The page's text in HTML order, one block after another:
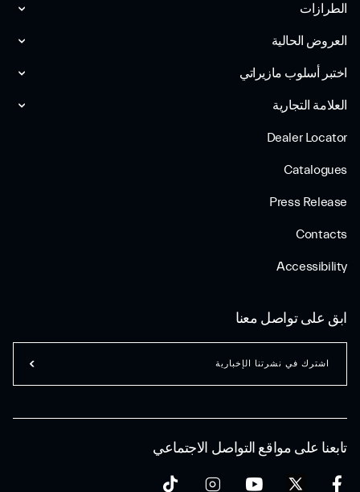
الطرازات
العروض الحالية
اختبر أسلوب مازیراتي
العلامة التجارية
Dealer Locator
Catalogues
Press Release
Contacts
Accessibility
تابعنا على مواقع التواصل الاجتماعي
ابق على تواصل معنا
اشترك في نشرتنا الإخبارية